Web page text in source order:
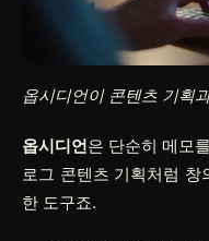
옵시디언이 콘텐츠 기획
옵시디언은 단순히 메모
로그 콘텐츠 기획처럼 창
한 도구죠.